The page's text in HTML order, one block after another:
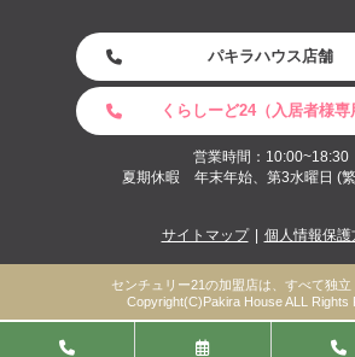
パキラハウス店舗
くらしーど24（入居者様専
営業時間：10:00~18:30
夏期休暇 年末年始、第3水曜日 (
サイトマップ 個人情報保護
センチュリー21の加盟店は、すべて独立
Copyright(C)Pakira House ALL Rights